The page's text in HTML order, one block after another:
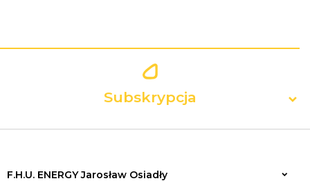
Subskrypcja
F.H.U. ENERGY Jarosław Osiadły